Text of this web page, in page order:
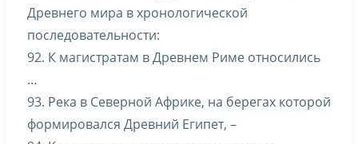
Древнего мира в хронологической
последовательности:
92. К магистратам в Древнем Риме относились
…
93. Река в Северной Африке, на берегах которой
формировался Древний Египет, –